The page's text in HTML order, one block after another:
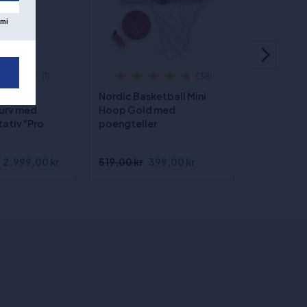
med
"Pro
2.999,00 kr
Nordic Basketball Mini
Hoop Gold med
poengteller
519,00 kr 399,00 kr